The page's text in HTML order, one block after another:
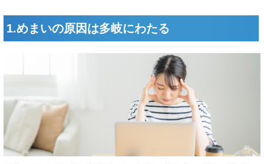
1.めまいの原因は多岐にわたる